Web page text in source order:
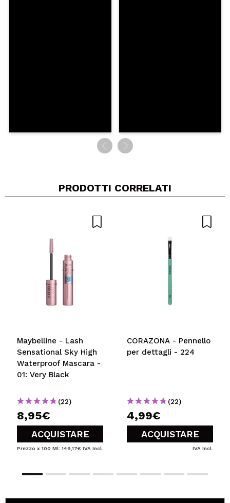
PRODOTTI CORRELATI
Maybelline - Lash
Sensational Sky High
Waterproof Mascara -
01: Very Black
(22)
8,95€
ACQUISTARE
Prezzo x 100 Ml: 149,17€ IVA Incl.
CORAZONA - Pennello
per dettagli - 224
(22)
4,99€
ACQUISTARE
IVA Incl.